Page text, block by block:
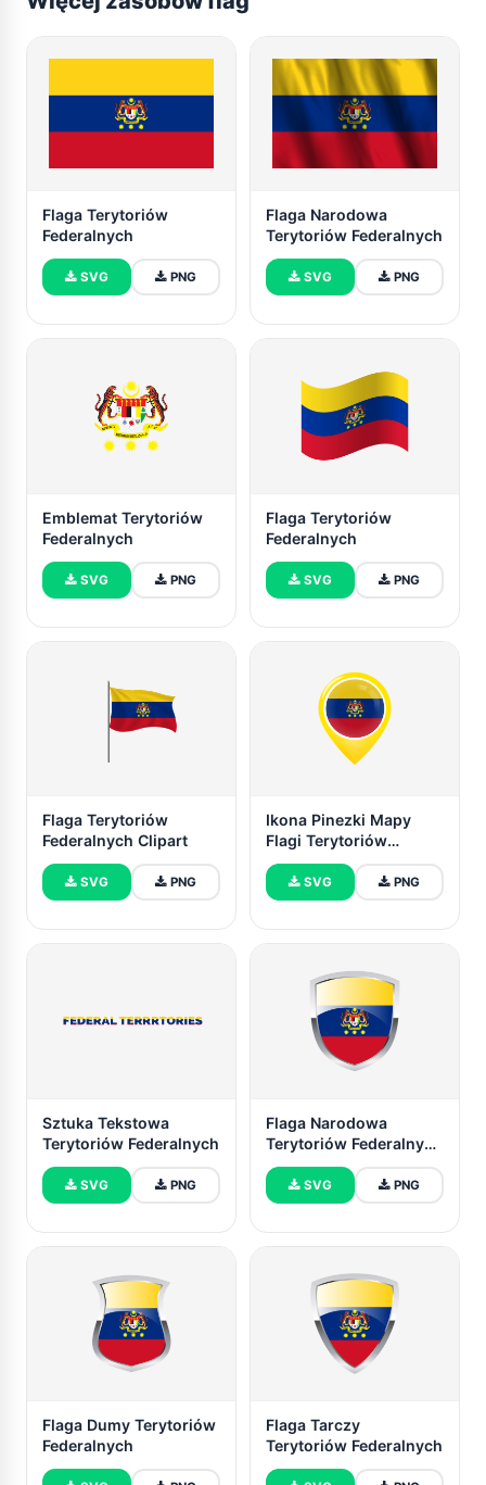
Flaga Terytoriów
Federalnych
SVG PNG
Flaga Narodowa
Terytoriów Federalnych
SVG PNG
Emblemat Terytoriów
Federalnych
SVG PNG
Flaga Terytoriów
Federalnych
SVG PNG
Flaga Terytoriów
Federalnych Clipart
SVG PNG
Ikona Pinezki Mapy
Flagi Terytoriów
Federalnych
SVG PNG
Sztuka Tekstowa
Terytoriów Federalnych
SVG PNG
Flaga Narodowa
Terytoriów Federalnych
Clipart
SVG PNG
Flaga Dumy Terytoriów
Federalnych
Flaga Tarczy
Terytoriów Federalnych